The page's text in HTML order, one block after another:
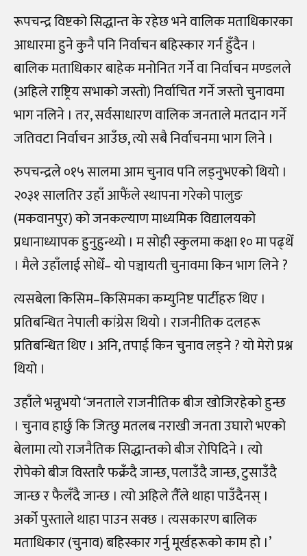
रूपचन्द्र विष्टको सिद्धान्त के रहेछ भने वालिक मताधिकारका
आधारमा हुने कुनै पनि निर्वाचन बहिस्कार गर्न हुँदैन ।
बालिक मताधिकार बाहेक मनोनित गर्ने वा निर्वाचन मण्डलले
(अहिले राष्ट्रिय सभाको जस्तो) निर्वाचित गर्ने जस्तो चुनावमा
भाग नलिने । तर, सर्वसाधारण वालिक जनताले मतदान गर्ने
जतिवटा निर्वाचन आउँछ, त्यो सबै निर्वाचनमा भाग लिने ।
रुपचन्द्रले ०१५ सालमा आम चुनाव पनि लड्नुभएको थियो ।
२०३१ सालतिर उहाँ आफैंले स्थापना गरेको पालुङ
(मकवानपुर) को जनकल्याण माध्यमिक विद्यालयको
प्रधानाध्यापक हुनुहुन्थ्यो । म सोही स्कुलमा कक्षा १० मा पढ्थेँ
। मैले उहाँलाई सोधेँ– यो पञ्चायती चुनावमा किन भाग लिने ?
त्यसबेला किसिम–किसिमका कम्युनिष्ट पार्टीहरु थिए ।
प्रतिबन्धित नेपाली कांग्रेस थियो । राजनीतिक दलहरू
प्रतिबन्धित थिए । अनि, तपाई किन चुनाव लड्ने ? यो मेरो प्रश्न
थियो ।
उहाँले भन्नुभयो ‘जनताले राजनीतिक बीज खोजिरहेको हुन्छ
। चुनाव हार्छु कि जित्छु मतलब नराखी जनता उघारो भएको
बेलामा त्यो राजनैतिक सिद्धान्तको बीज रोपिदिने । त्यो
रोपेको बीज विस्तारै फक्रँदै जान्छ, पलाउँदै जान्छ, टुसाउँदै
जान्छ र फैलँदै जान्छ । त्यो अहिले तैँले थाहा पाउँदैनस् ।
अर्को पुस्ताले थाहा पाउन सक्छ । त्यसकारण बालिक
मताधिकार (चुनाव) बहिस्कार गर्नु मूर्खहरूको काम हो ।’